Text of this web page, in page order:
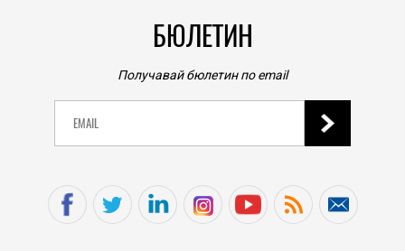
БЮЛЕТИН
Получавай бюлетин по email